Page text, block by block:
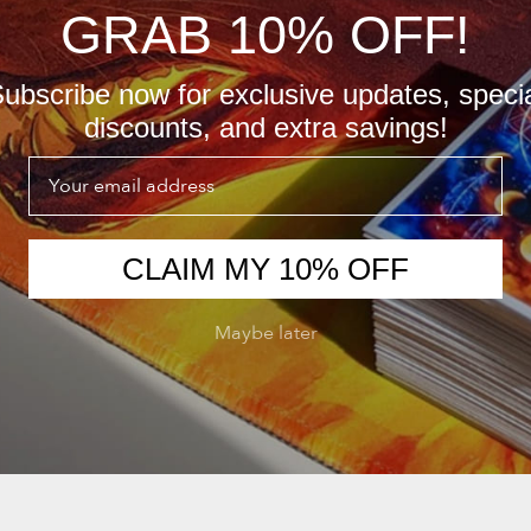
GRAB 10% OFF!
now for exclusive updates,
discounts, and extra savings!
Email
CLAIM MY 10% OFF
Maybe later